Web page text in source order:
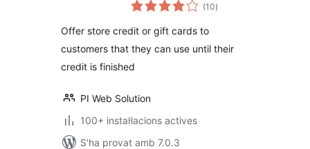
woocommerce
(10totals
)
Offer store credit or gift cards to
customers that they can use until their
credit is finished
PI Web Solution
100+ instal·lacions actives
S'ha provat amb 7.0.3